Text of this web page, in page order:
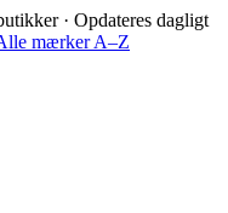
· Opdateres dagligt
mærker A–Z